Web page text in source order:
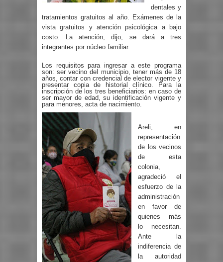
dentales y
tratamientos gratuitos al año. Exámenes de la
vista gratuitos y atención psicológica a bajo
costo. La atención, dijo, se dará a tres
integrantes por núcleo familiar.
Los requisitos para ingresar a este programa
son: ser vecino del municipio, tener más de 18
años, contar con credencial de elector vigente y
presentar copia de historial clínico. Para la
inscripción de los tres beneficiarios: en caso de
ser mayor de edad, su identificación vigente y
para menores, acta de nacimiento.
Areli, en
representación
de los vecinos
de esta
colonia,
agradeció el
esfuerzo de la
administración
en favor de
quienes más
lo necesitan.
Ante la
indiferencia de
la autoridad